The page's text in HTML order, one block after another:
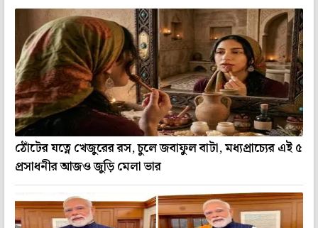
ঠোঁটের যত্নে খেজুরের রস, চুলে জবাফুল বাটা, মধ্যপ্রাচ্যের এই ৫
প্রসাধনীর আজও জুড়ি মেলা ভার